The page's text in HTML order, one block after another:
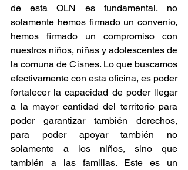
de esta OLN es fundamental, no
solamente hemos firmado un convenio,
hemos firmado un compromiso con
nuestros niños, niñas y adolescentes de
la comuna de Cisnes. Lo que buscamos
efectivamente con esta oficina, es poder
fortalecer la capacidad de poder llegar
a la mayor cantidad del territorio para
poder garantizar también derechos,
para poder apoyar también no
solamente a los niños, sino que
también a las familias. Este es un